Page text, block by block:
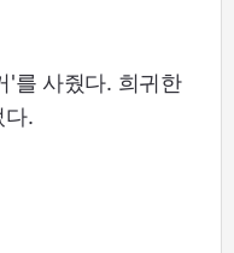
'를 사줬다. 희귀한
다.